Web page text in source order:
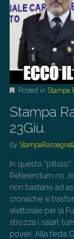
Posted in Stampa
Stampa
23Giu.
by
In questo
Referendum no
non bastano ad
cronache si
elettorale per la
strozza i salari,
poveri. Alla festa